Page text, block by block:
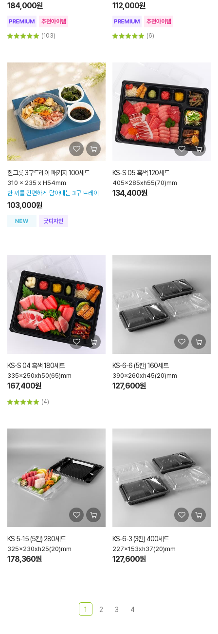
184,000원
(103)
112,000원
(6)
한그릇 3구트레이 패키지 100세트
310 x 235 x H54mm
한 끼를 간편하게 담아내는 3구 트레이
103,000원
KS-S 05 흑색 120세트
405x285xh55(70)mm
134,400원
KS-S 04 흑색 180세트
335x250xh50(65)mm
167,400원
(4)
KS-6-6 (5칸) 160세트
390x260xh45(20)mm
127,600원
KS 5-15 (5칸) 280세트
325x230xh25(20)mm
178,360원
KS-6-3 (3칸) 400세트
227x153xh37(20)mm
127,600원
1 2 3 4